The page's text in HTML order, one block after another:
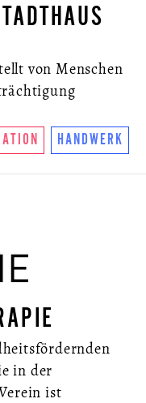
von Menschen
HANDWERK
in der
ist